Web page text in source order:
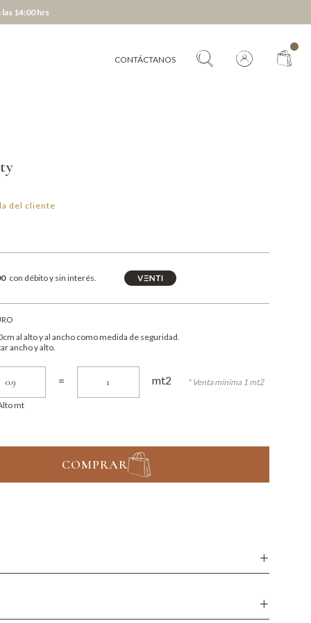
14:00 hrs
CONTÁCTANOS
del cliente
con débito y sin interés.
al alto y al ancho como medida de seguridad.
ancho y alto.
mt
= mt2 * Venta minima 1 mt2
COMPRAR